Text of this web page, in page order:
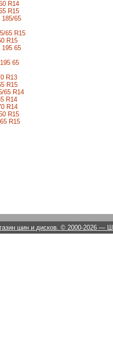
R14
R15
185/65
65 R15
R15
195 65
65
R13
R15
65 R14
R14
R14
R15
R15
шин и дисков. © 2000-2026 —